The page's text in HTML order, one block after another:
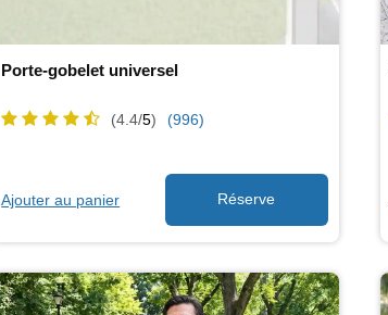
Porte-gobelet universel
(4.4/5) (996)
Ajouter au panier